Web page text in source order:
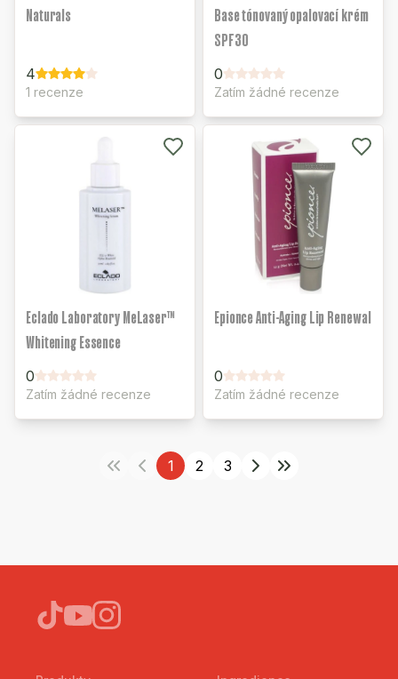
Naturals
4
1 recenze
Base tónovaný opalovací krém
SPF30
0
Zatím žádné recenze
Eclado Laboratory MeLaser™
Whitening Essence
0
Zatím žádné recenze
Epionce Anti-Aging Lip Renewal
0
Zatím žádné recenze
1 2 3